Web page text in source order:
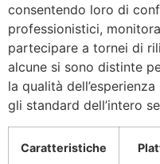
consentendo loro di
professionistici,
partecipare a tornei di
alcune si sono distinte
la qualità
gli standard dell’intero
Caratteristiche